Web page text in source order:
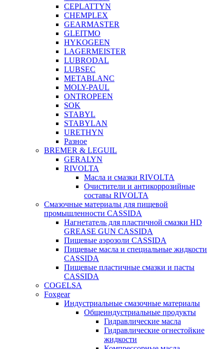
CEPLATTYN
CHEMPLEX
GEARMASTER
GLEITMO
HYKOGEEN
LAGERMEISTER
LUBRODAL
LUBSEC
METABLANC
MOLY-PAUL
ONTROPEEN
SOK
STABYL
STABYLAN
URETHYN
Разное
BREMER & LEGUIL
GERALYN
RIVOLTA
Масла и смазки RIVOLTA
Очистители и антикоррозийные
составы RIVOLTA
Смазочные материалы для пищевой
промышленности CASSIDA
Нагнетатель для пластичной смазки HD
GREASE GUN CASSIDA
Пищевые аэрозоли CASSIDA
Пищевые масла и специальные жидкости
CASSIDA
Пищевые пластичные смазки и пасты
CASSIDA
COGELSA
Foxgear
Индустриальные смазочные материалы
Общеиндустриальные продукты
Гидравлические масла
Гидравлические огнестойкие
жидкости